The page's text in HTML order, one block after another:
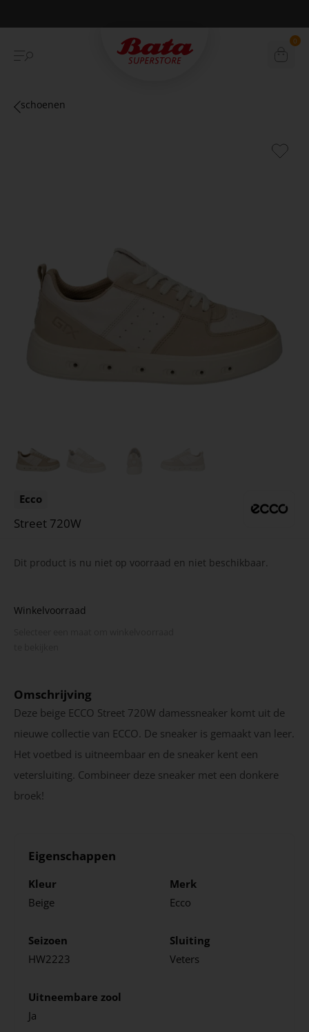
Betaal achteraf met Klarna 0
schoenen
Ecco
Street 720W
Dit product is nu niet op voorraad en niet beschikbaar.
Winkelvoorraad
Omschrijving
Deze beige ECCO Street 720W damessneaker komt uit de
nieuwe collectie van ECCO. De sneaker is gemaakt van leer.
Het voetbed is uitneembaar en de sneaker kent een
vetersluiting. Combineer deze sneaker met een donkere
broek!
Eigenschappen
Kleur
Beige
Merk
Ecco
Seizoen
HW2223
Sluiting
Veters
Uitneembare zool
Ja